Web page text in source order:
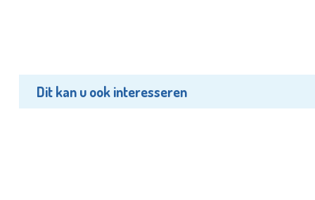
Dit kan u ook interesseren